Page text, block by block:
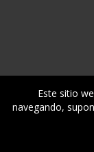
Este sitio
navegando,